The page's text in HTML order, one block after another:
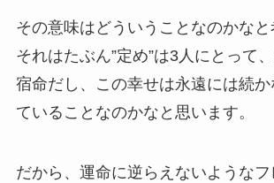
その意味はどういうことなのかなと
それはたぶん”定め”は3人にとって
宿命だし、この幸せは永遠には続
ていることなのかなと思います。
だから、運命に逆らえないようなフ